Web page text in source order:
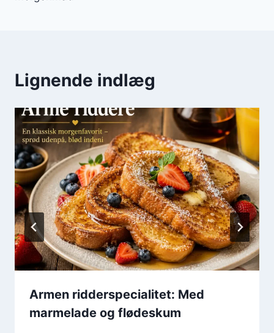
Lignende indlæg
Armen ridderspecialitet: Med
marmelade og flødeskum